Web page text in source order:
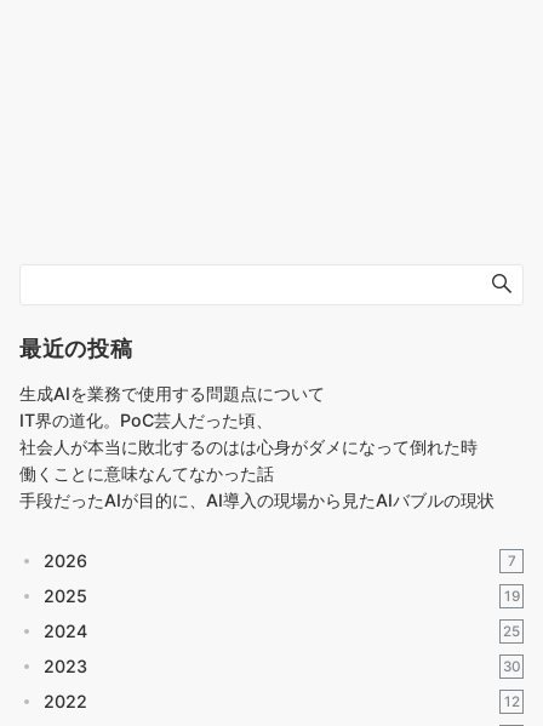
最近の投稿
生成AIを業務で使用する問題点について
IT界の道化。PoC芸人だった頃、
社会人が本当に敗北するのはは心身がダメになって倒れた時
働くことに意味なんてなかった話
手段だったAIが目的に、AI導入の現場から見たAIバブルの現状
2026 7
2025 19
2024 25
2023 30
2022 12